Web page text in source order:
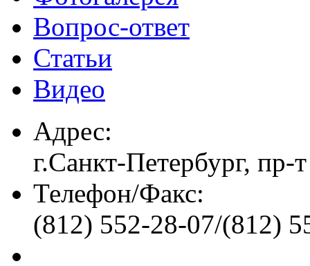
Вопрос-ответ
Статьи
Видео
Адрес:
г.Санкт-Петербург, пр-
Телефон/Факс:
(812) 552-28-07/(812)